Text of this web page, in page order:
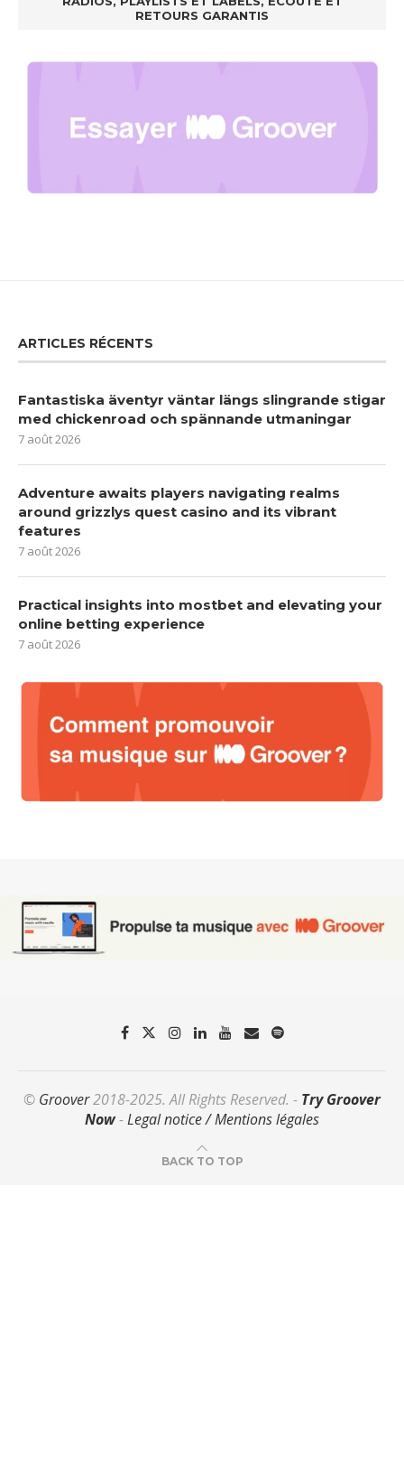
RETOURS GARANTIS
ARTICLES RÉCENTS
Fantastiska äventyr väntar längs slingrande stigar
med chickenroad och spännande utmaningar
7 août 2026
Adventure awaits players navigating realms
around grizzlys quest casino and its vibrant
features
7 août 2026
Practical insights into mostbet and elevating your
online betting experience
7 août 2026
© Groover2018-2025. All Rights Reserved. - Try Groover
Now-Legal notice / Mentions légales
BACK TO TOP